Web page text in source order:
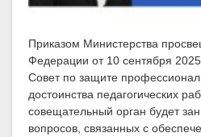
Приказом Министерства
Федерации от 10 сентября
Совет по защите
достоинства педагогических
совещательный орган будет
вопросов, связанных с